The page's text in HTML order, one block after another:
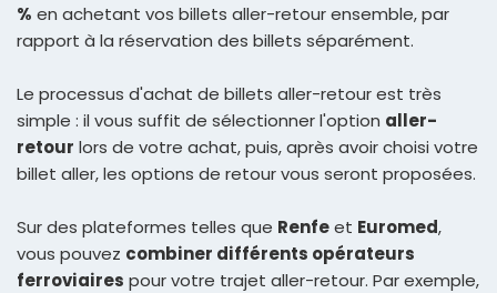
% en achetant vos billets aller-retour ensemble, par
rapport à la réservation des billets séparément.
Le processus d'achat de billets aller-retour est très
simple : il vous suffit de sélectionner l'option aller-
retour lors de votre achat, puis, après avoir choisi votre
billet aller, les options de retour vous seront proposées.
Sur des plateformes telles que Renfeet Euromed,
vous pouvez combiner différents opérateurs
ferroviaires pour votre trajet aller-retour. Par exemple,